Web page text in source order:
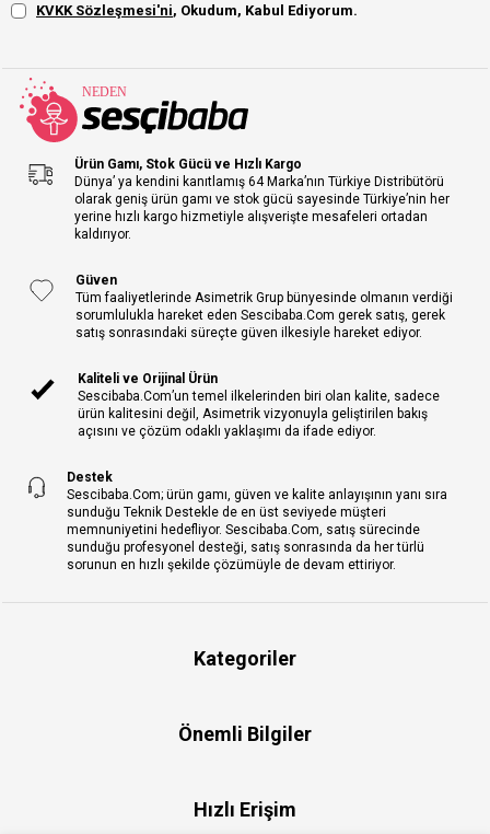
KVKK Sözleşmesi'ni, Okudum, Kabul Ediyorum.
Ürün Gamı, Stok Gücü ve Hızlı Kargo
Dünya’ ya kendini kanıtlamış 64 Marka’nın Türkiye Distribütörü
olarak geniş ürün gamı ve stok gücü sayesinde Türkiye’nin her
yerine hızlı kargo hizmetiyle alışverişte mesafeleri ortadan
kaldırıyor.
Güven
Tüm faaliyetlerinde Asimetrik Grup bünyesinde olmanın verdiği
sorumlulukla hareket eden Sescibaba.Com gerek satış, gerek
satış sonrasındaki süreçte güven ilkesiyle hareket ediyor.
Kaliteli ve Orijinal Ürün
Sescibaba.Com’un temel ilkelerinden biri olan kalite, sadece
ürün kalitesini değil, Asimetrik vizyonuyla geliştirilen bakış
açısını ve çözüm odaklı yaklaşımı da ifade ediyor.
Destek
Sescibaba.Com; ürün gamı, güven ve kalite anlayışının yanı sıra
sunduğu Teknik Destekle de en üst seviyede müşteri
memnuniyetini hedefliyor. Sescibaba.Com, satış sürecinde
sunduğu profesyonel desteği, satış sonrasında da her türlü
sorunun en hızlı şekilde çözümüyle de devam ettiriyor.
Kategoriler
Önemli Bilgiler
Hızlı Erişim